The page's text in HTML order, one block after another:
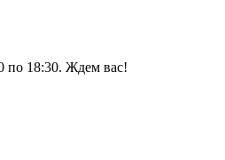
по 18:30. Ждем вас!